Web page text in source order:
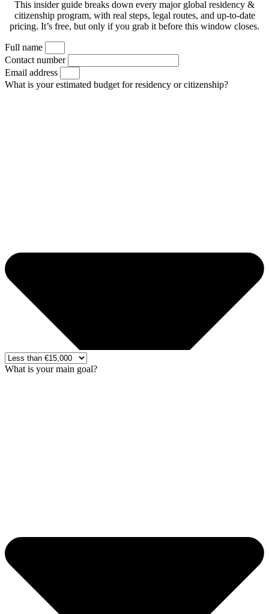
This insider guide breaks down every major global residency &
citizenship program, with real steps, legal routes, and up-to-date
pricing. It’s free, but only if you grab it before this window closes.
Full name
Contact number
Email address
What is your estimated budget for residency or citizenship?
What is your main goal?